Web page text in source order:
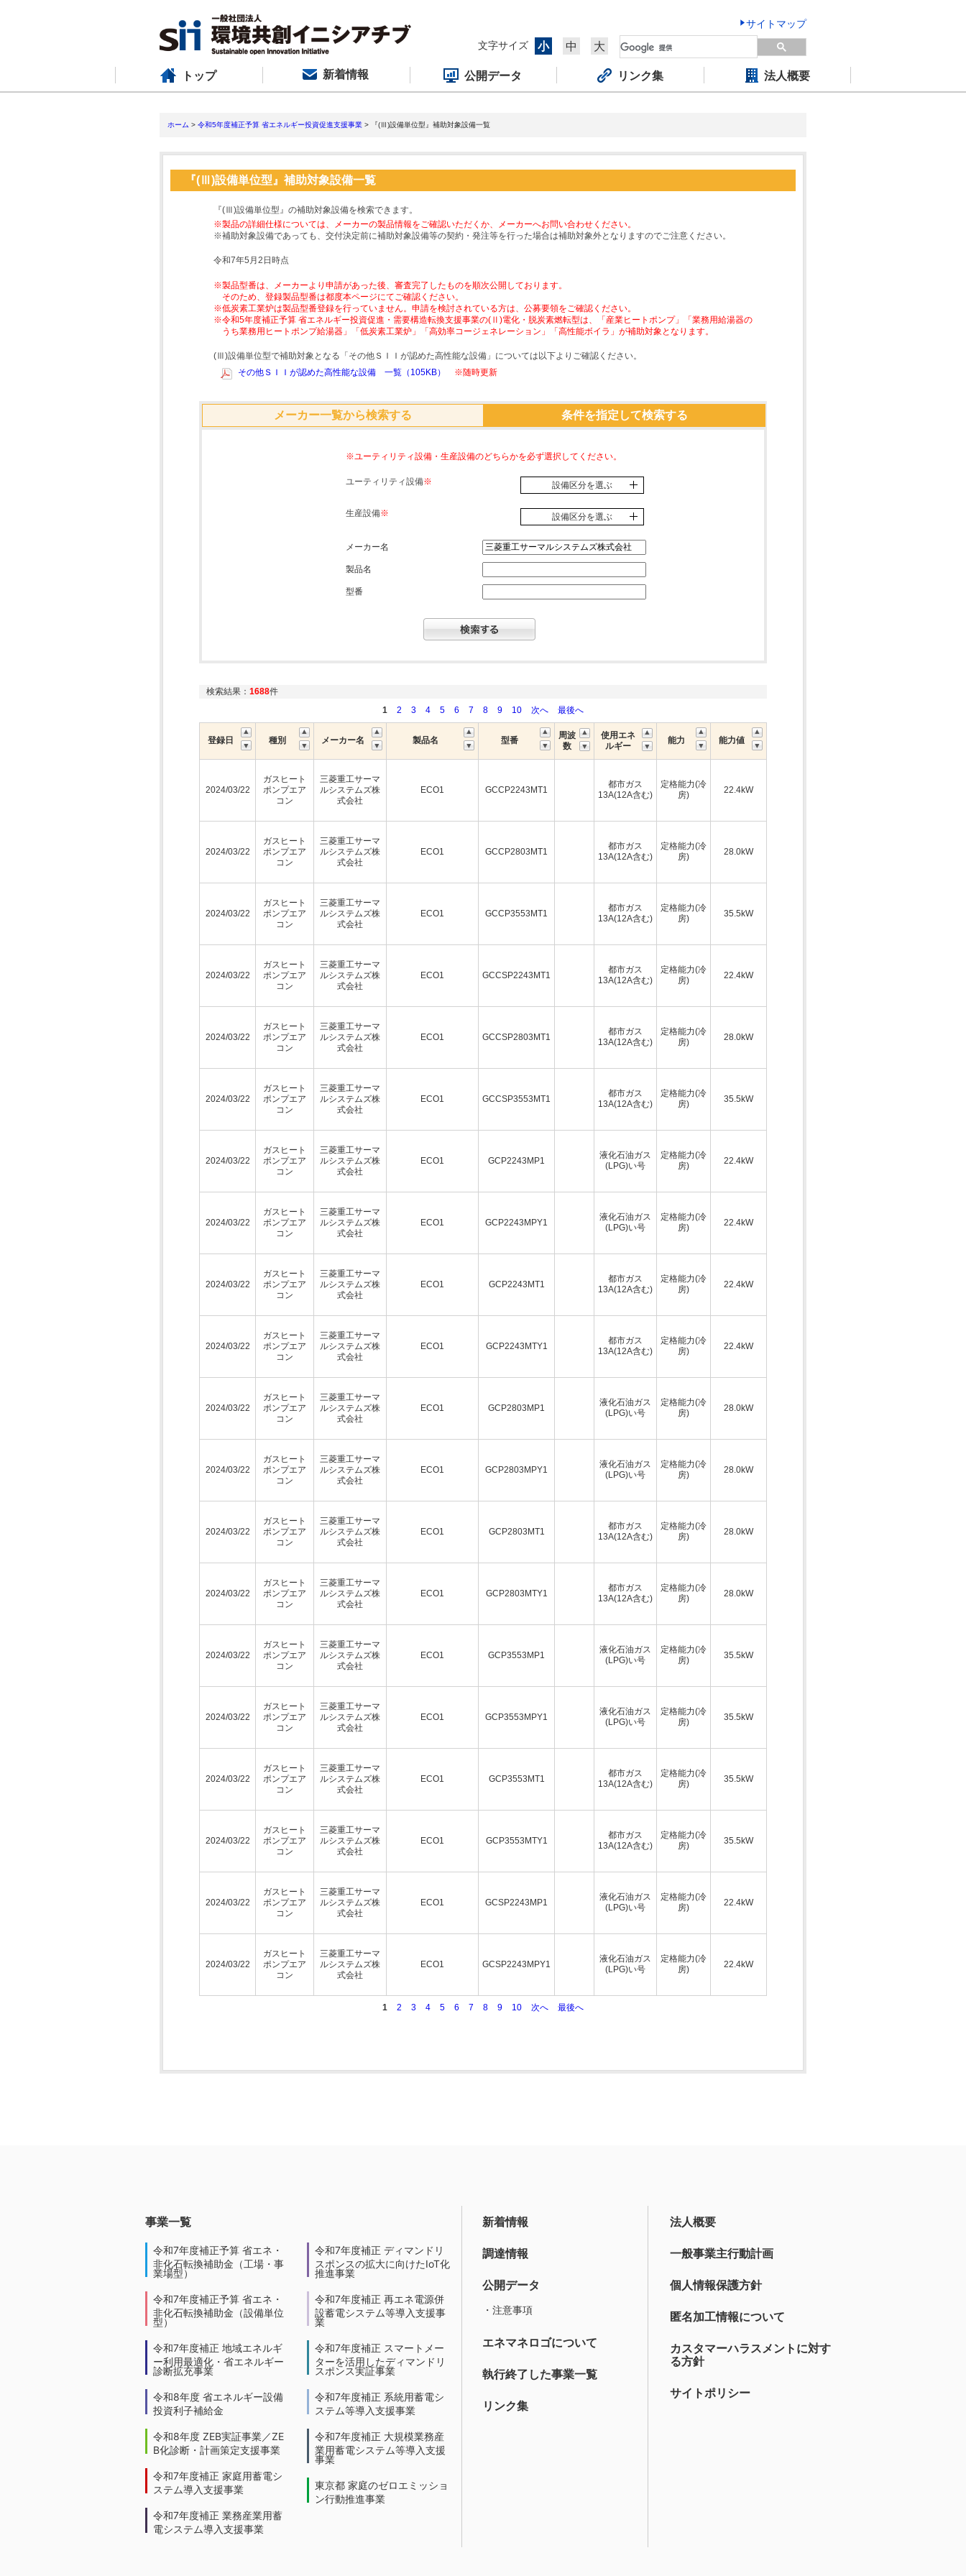
サイトマップ
文字サイズ
小 中 大
トップ 新着情報 公開データ リンク集 法人概要
ホーム > 令和5年度補正予算 省エネルギー投資促進支援事業 > 『(Ⅲ)設備単位型』補助対象設備一覧
『(Ⅲ)設備単位型』補助対象設備一覧
『(Ⅲ)設備単位型』の補助対象設備を検索できます。
※製品の詳細仕様については、メーカーの製品情報をご確認いただくか、メーカーへお問い合わせください。
※補助対象設備であっても、交付決定前に補助対象設備等の契約・発注等を行った場合は補助対象外となりますのでご注意ください。
令和7年5月2日時点
※製品型番は、メーカーより申請があった後、審査完了したものを順次公開しております。
そのため、登録製品型番は都度本ページにてご確認ください。
※低炭素工業炉は製品型番登録を行っていません。申請を検討されている方は、公募要領をご確認ください。
※令和5年度補正予算 省エネルギー投資促進・需要構造転換支援事業の(Ⅱ)電化・脱炭素燃転型は、「産業ヒートポンプ」「業務用給湯器の
うち業務用ヒートポンプ給湯器」「低炭素工業炉」「高効率コージェネレーション」「高性能ボイラ」が補助対象となります。
(Ⅲ)設備単位型で補助対象となる「その他ＳＩＩが認めた高性能な設備」については以下よりご確認ください。
その他ＳＩＩが認めた高性能な設備 一覧（105KB）
※随時更新
メーカー一覧から検索する 条件を指定して検索する
※ユーティリティ設備・生産設備のどちらかを必ず選択してください。
ユーティリティ設備※ 設備区分を選ぶ
生産設備※ 設備区分を選ぶ
メーカー名
製品名
型番
検索結果： 1688件
1
2 3 4 5 6 7 8 9 10 次へ 最後へ
登録日 種別 メーカー名 製品名 型番
周波
数
使用エネ
ルギー
能力 能力値
2024/03/22
ガスヒート
ポンプエア
コン
三菱重工サーマ
ルシステムズ株
式会社
ECO1 GCCP2243MT1
都市ガス
13A(12A含む)
定格能力(冷
房)
22.4kW
2024/03/22
ガスヒート
ポンプエア
コン
三菱重工サーマ
ルシステムズ株
式会社
ECO1 GCCP2803MT1
都市ガス
13A(12A含む)
定格能力(冷
房)
28.0kW
2024/03/22
ガスヒート
ポンプエア
コン
三菱重工サーマ
ルシステムズ株
式会社
ECO1 GCCP3553MT1
都市ガス
13A(12A含む)
定格能力(冷
房)
35.5kW
2024/03/22
ガスヒート
ポンプエア
コン
三菱重工サーマ
ルシステムズ株
式会社
ECO1 GCCSP2243MT1
都市ガス
13A(12A含む)
定格能力(冷
房)
22.4kW
2024/03/22
ガスヒート
ポンプエア
コン
三菱重工サーマ
ルシステムズ株
式会社
ECO1 GCCSP2803MT1
都市ガス
13A(12A含む)
定格能力(冷
房)
28.0kW
2024/03/22
ガスヒート
ポンプエア
コン
三菱重工サーマ
ルシステムズ株
式会社
ECO1 GCCSP3553MT1
都市ガス
13A(12A含む)
定格能力(冷
房)
35.5kW
2024/03/22
ガスヒート
ポンプエア
コン
三菱重工サーマ
ルシステムズ株
式会社
ECO1 GCP2243MP1
液化石油ガス
(LPG)い号
定格能力(冷
房)
22.4kW
2024/03/22
ガスヒート
ポンプエア
コン
三菱重工サーマ
ルシステムズ株
式会社
ECO1 GCP2243MPY1
液化石油ガス
(LPG)い号
定格能力(冷
房)
22.4kW
2024/03/22
ガスヒート
ポンプエア
コン
三菱重工サーマ
ルシステムズ株
式会社
ECO1 GCP2243MT1
都市ガス
13A(12A含む)
定格能力(冷
房)
22.4kW
2024/03/22
ガスヒート
ポンプエア
コン
三菱重工サーマ
ルシステムズ株
式会社
ECO1 GCP2243MTY1
都市ガス
13A(12A含む)
定格能力(冷
房)
22.4kW
2024/03/22
ガスヒート
ポンプエア
コン
三菱重工サーマ
ルシステムズ株
式会社
ECO1 GCP2803MP1
液化石油ガス
(LPG)い号
定格能力(冷
房)
28.0kW
2024/03/22
ガスヒート
ポンプエア
コン
三菱重工サーマ
ルシステムズ株
式会社
ECO1 GCP2803MPY1
液化石油ガス
(LPG)い号
定格能力(冷
房)
28.0kW
2024/03/22
ガスヒート
ポンプエア
コン
三菱重工サーマ
ルシステムズ株
式会社
ECO1 GCP2803MT1
都市ガス
13A(12A含む)
定格能力(冷
房)
28.0kW
2024/03/22
ガスヒート
ポンプエア
コン
三菱重工サーマ
ルシステムズ株
式会社
ECO1 GCP2803MTY1
都市ガス
13A(12A含む)
定格能力(冷
房)
28.0kW
2024/03/22
ガスヒート
ポンプエア
コン
三菱重工サーマ
ルシステムズ株
式会社
ECO1 GCP3553MP1
液化石油ガス
(LPG)い号
定格能力(冷
房)
35.5kW
2024/03/22
ガスヒート
ポンプエア
コン
三菱重工サーマ
ルシステムズ株
式会社
ECO1 GCP3553MPY1
液化石油ガス
(LPG)い号
定格能力(冷
房)
35.5kW
2024/03/22
ガスヒート
ポンプエア
コン
三菱重工サーマ
ルシステムズ株
式会社
ECO1 GCP3553MT1
都市ガス
13A(12A含む)
定格能力(冷
房)
35.5kW
2024/03/22
ガスヒート
ポンプエア
コン
三菱重工サーマ
ルシステムズ株
式会社
ECO1 GCP3553MTY1
都市ガス
13A(12A含む)
定格能力(冷
房)
35.5kW
2024/03/22
ガスヒート
ポンプエア
コン
三菱重工サーマ
ルシステムズ株
式会社
ECO1 GCSP2243MP1
液化石油ガス
(LPG)い号
定格能力(冷
房)
22.4kW
2024/03/22
ガスヒート
ポンプエア
コン
三菱重工サーマ
ルシステムズ株
式会社
ECO1 GCSP2243MPY1
液化石油ガス
(LPG)い号
定格能力(冷
房)
22.4kW
1 2 3 4 5 6 7 8 9 10 次へ 最後へ
事業一覧
令和7年度補正予算 省エネ・
非化石転換補助金（工場・事
業場型）
令和7年度補正予算 省エネ・
非化石転換補助金（設備単位
型）
令和7年度補正 地域エネルギ
ー利用最適化・省エネルギー
診断拡充事業
令和8年度 省エネルギー設備
投資利子補給金
令和8年度 ZEB実証事業／ZE
B化診断・計画策定支援事業
令和7年度補正 家庭用蓄電シ
ステム導入支援事業
令和7年度補正 業務産業用蓄
電システム導入支援事業
令和7年度補正 ディマンドリ
スポンスの拡大に向けたIoT化
推進事業
令和7年度補正 再エネ電源併
設蓄電システム等導入支援事
業
令和7年度補正 スマートメー
ターを活用したディマンドリ
スポンス実証事業
令和7年度補正 系統用蓄電シ
ステム等導入支援事業
令和7年度補正 大規模業務産
業用蓄電システム等導入支援
事業
東京都 家庭のゼロエミッショ
ン行動推進事業
新着情報
調達情報
公開データ
・注意事項
エネマネロゴについて
執行終了した事業一覧
リンク集
法人概要
一般事業主行動計画
個人情報保護方針
匿名加工情報について
カスタマーハラスメントに対す
る方針
サイトポリシー